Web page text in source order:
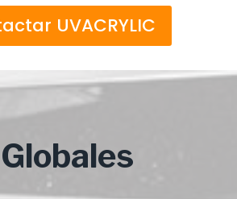
UVACRYLIC